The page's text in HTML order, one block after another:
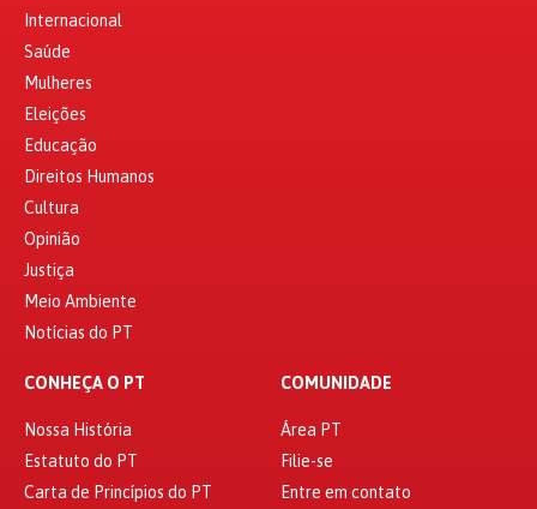
Internacional
Saúde
Mulheres
Eleições
Educação
Direitos Humanos
Cultura
Opinião
Justiça
Meio Ambiente
Notícias do PT
CONHEÇA O PT
Nossa História
Estatuto do PT
Carta de Princípios do PT
COMUNIDADE
Área PT
Filie-se
Entre em contato